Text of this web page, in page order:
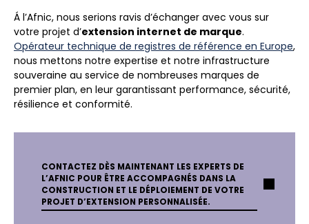
Á l’Afnic, nous serions ravis d’échanger avec vous sur
votre projet d’extension internet de marque.
Opérateur technique de registres de référence en Europe,
nous mettons notre expertise et notre infrastructure
souveraine au service de nombreuses marques de
premier plan, en leur garantissant performance, sécurité,
résilience et conformité.
CONTACTEZ DÈS MAINTENANT LES EXPERTS DE
L’AFNIC POUR ÊTRE ACCOMPAGNÉS DANS LA
CONSTRUCTION ET LE DÉPLOIEMENT DE VOTRE
PROJET D’EXTENSION PERSONNALISÉE.